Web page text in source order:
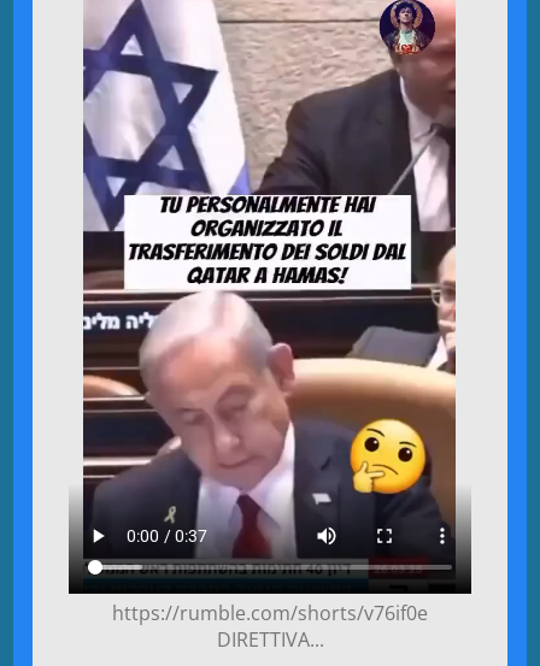
https://rumble.com/shorts/v76if0e
DIRETTIVA...